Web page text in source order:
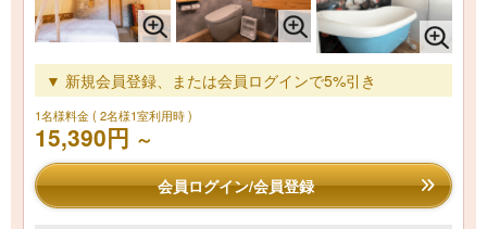
▼ 新規会員登録、または会員ログインで5%引き
1名様料金( 2名様1室利用時 )
15,390円 ～
会員ログイン/会員登録